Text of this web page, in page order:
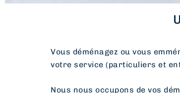
Vous déménagez ou vous
votre service (particuliers et
Nous nous occupons de vos